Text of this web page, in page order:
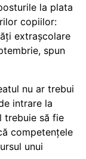
la plata
copiilor:
extrașcolare
spun
nu ar trebui
intrare la
trebuie să fie
competențele
unui